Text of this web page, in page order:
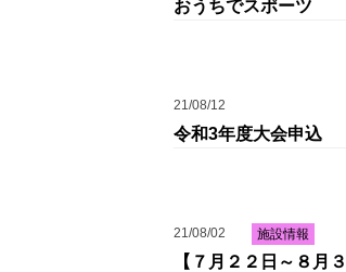
おうちでスポーツ
21/08/12
令和3年度大会申込
21/08/02 施設情報
【７月２２日～８月